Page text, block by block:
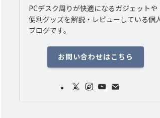
PCデスク周りが快適になるガジェットや
便利グッズを解説・レビューしている個
ブログです。
お問い合わせはこちら